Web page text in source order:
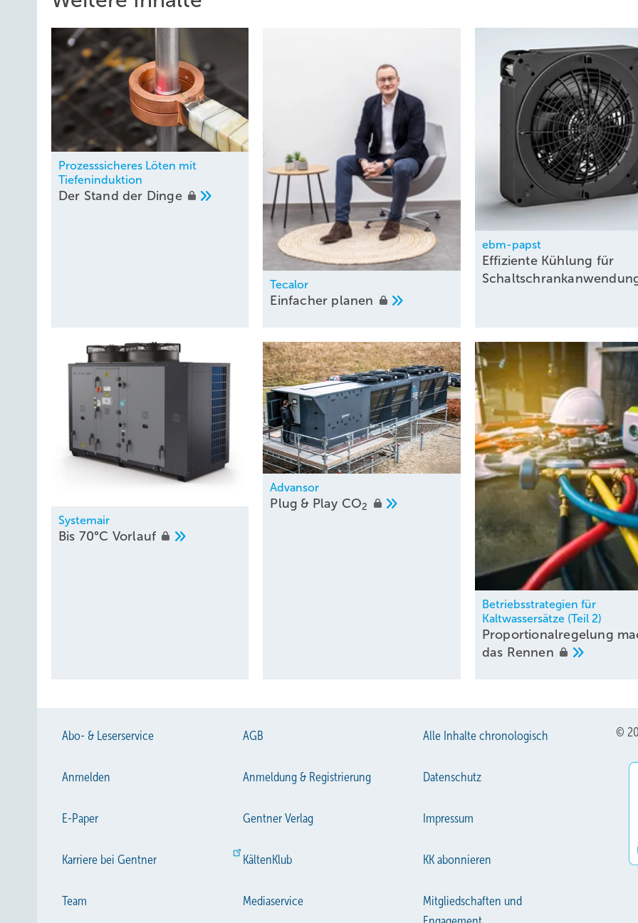
Prozesssicheres Löten mit
Tiefeninduktion
Der Stand der Dinge
Tecalor
Einfacher planen
ebm-papst
Effiziente Kühlung für
Systemair
Bis 70°C Vorlauf
Advansor
Plug & Play CO2
Betriebsstrategien für
Kaltwassersätze (Teil 2)
Proportionalregelung
das Rennen
Abo- & Leserservice AGB Alle Inhalte chronologisch
Anmelden Anmeldung & Registrierung Datenschutz
E-Paper Gentner Verlag Impressum
Karriere bei Gentner KältenKlub KK abonnieren
Team Mediaservice
Mitgliedschaften und
©